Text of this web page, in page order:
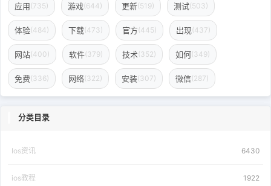
应用(735) 游戏(644) 更新(519) 测试(503)
体验(484) 下载(473) 官方(445) 出现(437)
网站(400) 软件(379) 技术(352) 如何(349)
免费(336) 网络(322) 安装(307) 微信(287)
分类目录
Ios资讯 6430
ios教程 1922